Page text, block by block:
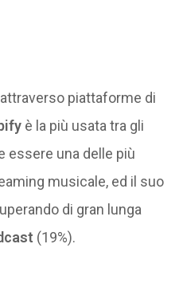
piattaforme di
è la più usata tra gli
essere una delle più
musicale, ed il suo
di gran lunga
(19%).